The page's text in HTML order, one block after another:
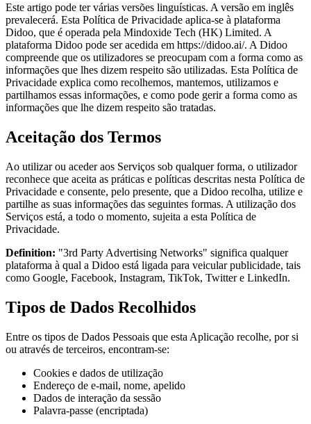
Este artigo pode ter várias versões linguísticas. A versão em inglês
prevalecerá. Esta Política de Privacidade aplica-se à plataforma
Didoo, que é operada pela Mindoxide Tech (HK) Limited. A
plataforma Didoo pode ser acedida em https://didoo.ai/. A Didoo
compreende que os utilizadores se preocupam com a forma como as
informações que lhes dizem respeito são utilizadas. Esta Política de
Privacidade explica como recolhemos, mantemos, utilizamos e
partilhamos essas informações, e como pode gerir a forma como as
informações que lhe dizem respeito são tratadas.
Aceitação dos Termos
Ao utilizar ou aceder aos Serviços sob qualquer forma, o utilizador
reconhece que aceita as práticas e políticas descritas nesta Política de
Privacidade e consente, pelo presente, que a Didoo recolha, utilize e
partilhe as suas informações das seguintes formas. A utilização dos
Serviços está, a todo o momento, sujeita a esta Política de
Privacidade.
Definition: "3rd Party Advertising Networks" significa qualquer
plataforma à qual a Didoo está ligada para veicular publicidade, tais
como Google, Facebook, Instagram, TikTok, Twitter e LinkedIn.
Tipos de Dados Recolhidos
Entre os tipos de Dados Pessoais que esta Aplicação recolhe, por si
ou através de terceiros, encontram-se:
Cookies e dados de utilização
Endereço de e-mail, nome, apelido
Dados de interação da sessão
Palavra-passe (encriptada)